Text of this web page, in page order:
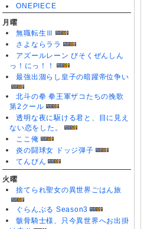
ONEPIECE
月曜
無職転生Ⅲ
さよならララ
アズールレーン びそくぜんしん
っ！にっ！！
最強出涸らし皇子の暗躍帝位争い
北斗の拳 拳王軍ザコたちの挽歌
第2クール
透明な夜に駆ける君と、目に見え
ない恋をした。
ここ俺
炎の闘球女 ドッジ弾子
てんびん
火曜
捨てられ聖女の異世界ごはん旅
ぐらんぶる Season3
骸骨騎士様、只今異世界へお出掛